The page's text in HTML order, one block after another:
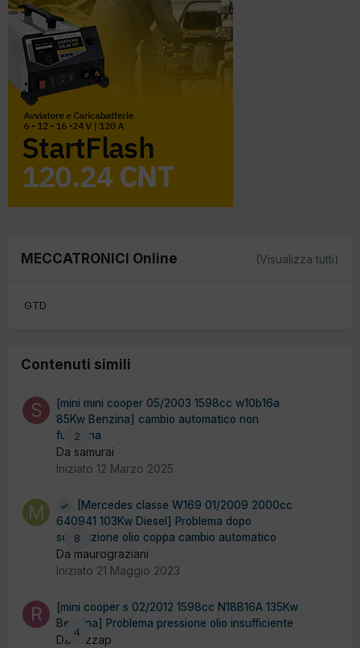
MECCATRONICI Online (Visualizza tutti)
GTD
Contenuti simili
2
[mini mini cooper 05/2003 1598cc w10b16a
85Kw Benzina] cambio automatico non
funziona
Da samurai
Iniziato 12 Marzo 2025
8
[Mercedes classe W169 01/2009 2000cc
640941 103Kw Diesel] Problema dopo
sostituzione olio coppa cambio automatico
Da maurograziani
Iniziato 21 Maggio 2023
4
[mini cooper s 02/2012 1598cc N18B16A 135Kw
Benzina] Problema pressione olio insufficiente
Da rozzap